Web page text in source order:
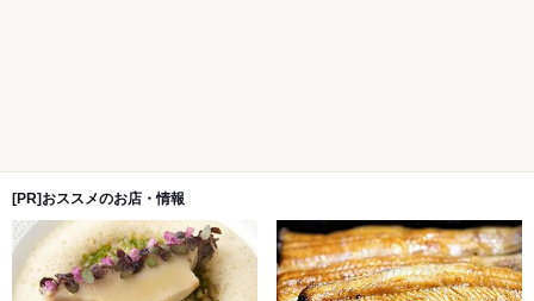
[PR]おススメのお店・情報